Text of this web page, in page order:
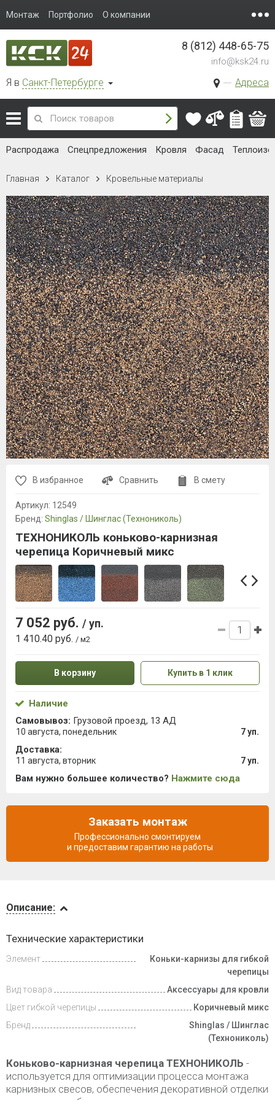
Монтаж Портфолио О компании
Я в Санкт-Петербурге Адреса
8 (812) 448-65-75
info@ksk24.ru
Распродажа Спецпредложения Кровля Фасад
Главная Каталог Кровельные материалы
и оплата
Описание:
Технические характеристики
Элемент
Коньки-карнизы для гибкой
черепицы
Вид товара
Аксессуары для кровли
Цвет гибкой черепицы
Коричневый микс
Бренд
Shinglas / Шинглас
(Технониколь)
Коньково-карнизная черепица ТЕХНОНИКОЛЬ -
используется для оптимизации процесса монтажа
карнизных свесов, обеспечения декоративной отделки
В избранное Сравнить В смету
Артикул: 12549
Бренд: Shinglas / Шинглас (Технониколь)
ТЕХНОНИКОЛЬ коньково-карнизная
черепица Коричневый микс
7 052 руб. / уп.
1 410.40 руб. / м2
В корзину Купить в 1 клик
Наличие
Самовывоз: Грузовой проезд, 13 АД
10 августа, понедельник 7 уп.
Доставка:
11 августа, вторник 7 уп.
Вам нужно большее количество? Нажмите сюда
Заказать монтаж
Профессионально смонтируем
и предоставим гарантию на работы